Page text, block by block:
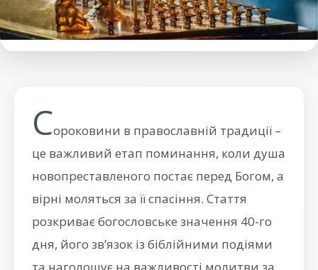
Сороковини в православній традиції –
це важливий етап поминання, коли душа
новопреставленого постає перед Богом, а
вірні моляться за її спасіння. Стаття
розкриває богословське значення 40-го
дня, його зв’язок із біблійними подіями